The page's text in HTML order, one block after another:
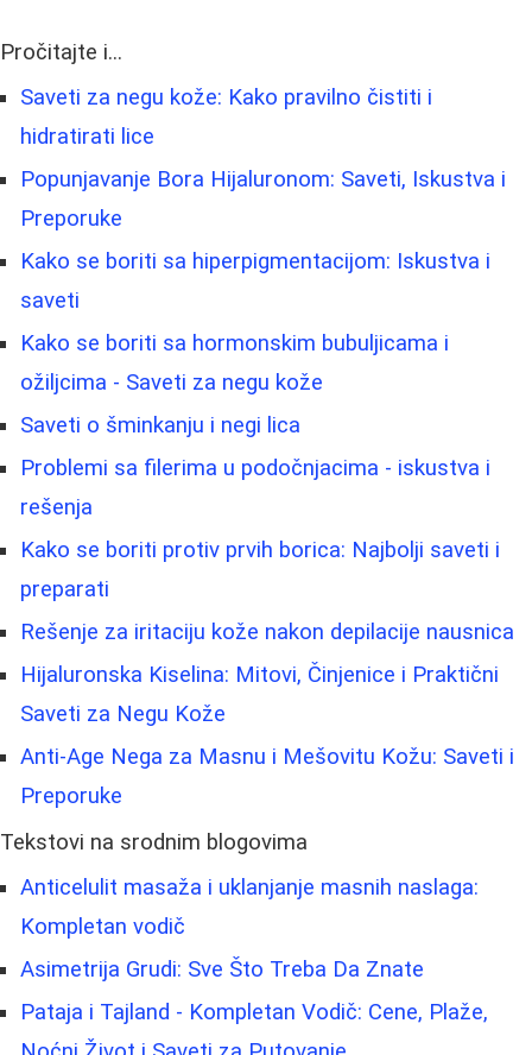
Pročitajte i...
Saveti za negu kože: Kako pravilno čistiti i
hidratirati lice
Popunjavanje Bora Hijaluronom: Saveti, Iskustva i
Preporuke
Kako se boriti sa hiperpigmentacijom: Iskustva i
saveti
Kako se boriti sa hormonskim bubuljicama i
ožiljcima - Saveti za negu kože
Saveti o šminkanju i negi lica
Problemi sa filerima u podočnjacima - iskustva i
rešenja
Kako se boriti protiv prvih borica: Najbolji saveti i
preparati
Rešenje za iritaciju kože nakon depilacije nausnica
Hijaluronska Kiselina: Mitovi, Činjenice i Praktični
Saveti za Negu Kože
Anti-Age Nega za Masnu i Mešovitu Kožu: Saveti i
Preporuke
Tekstovi na srodnim blogovima
Anticelulit masaža i uklanjanje masnih naslaga:
Kompletan vodič
Asimetrija Grudi: Sve Što Treba Da Znate
Pataja i Tajland - Kompletan Vodič: Cene, Plaže,